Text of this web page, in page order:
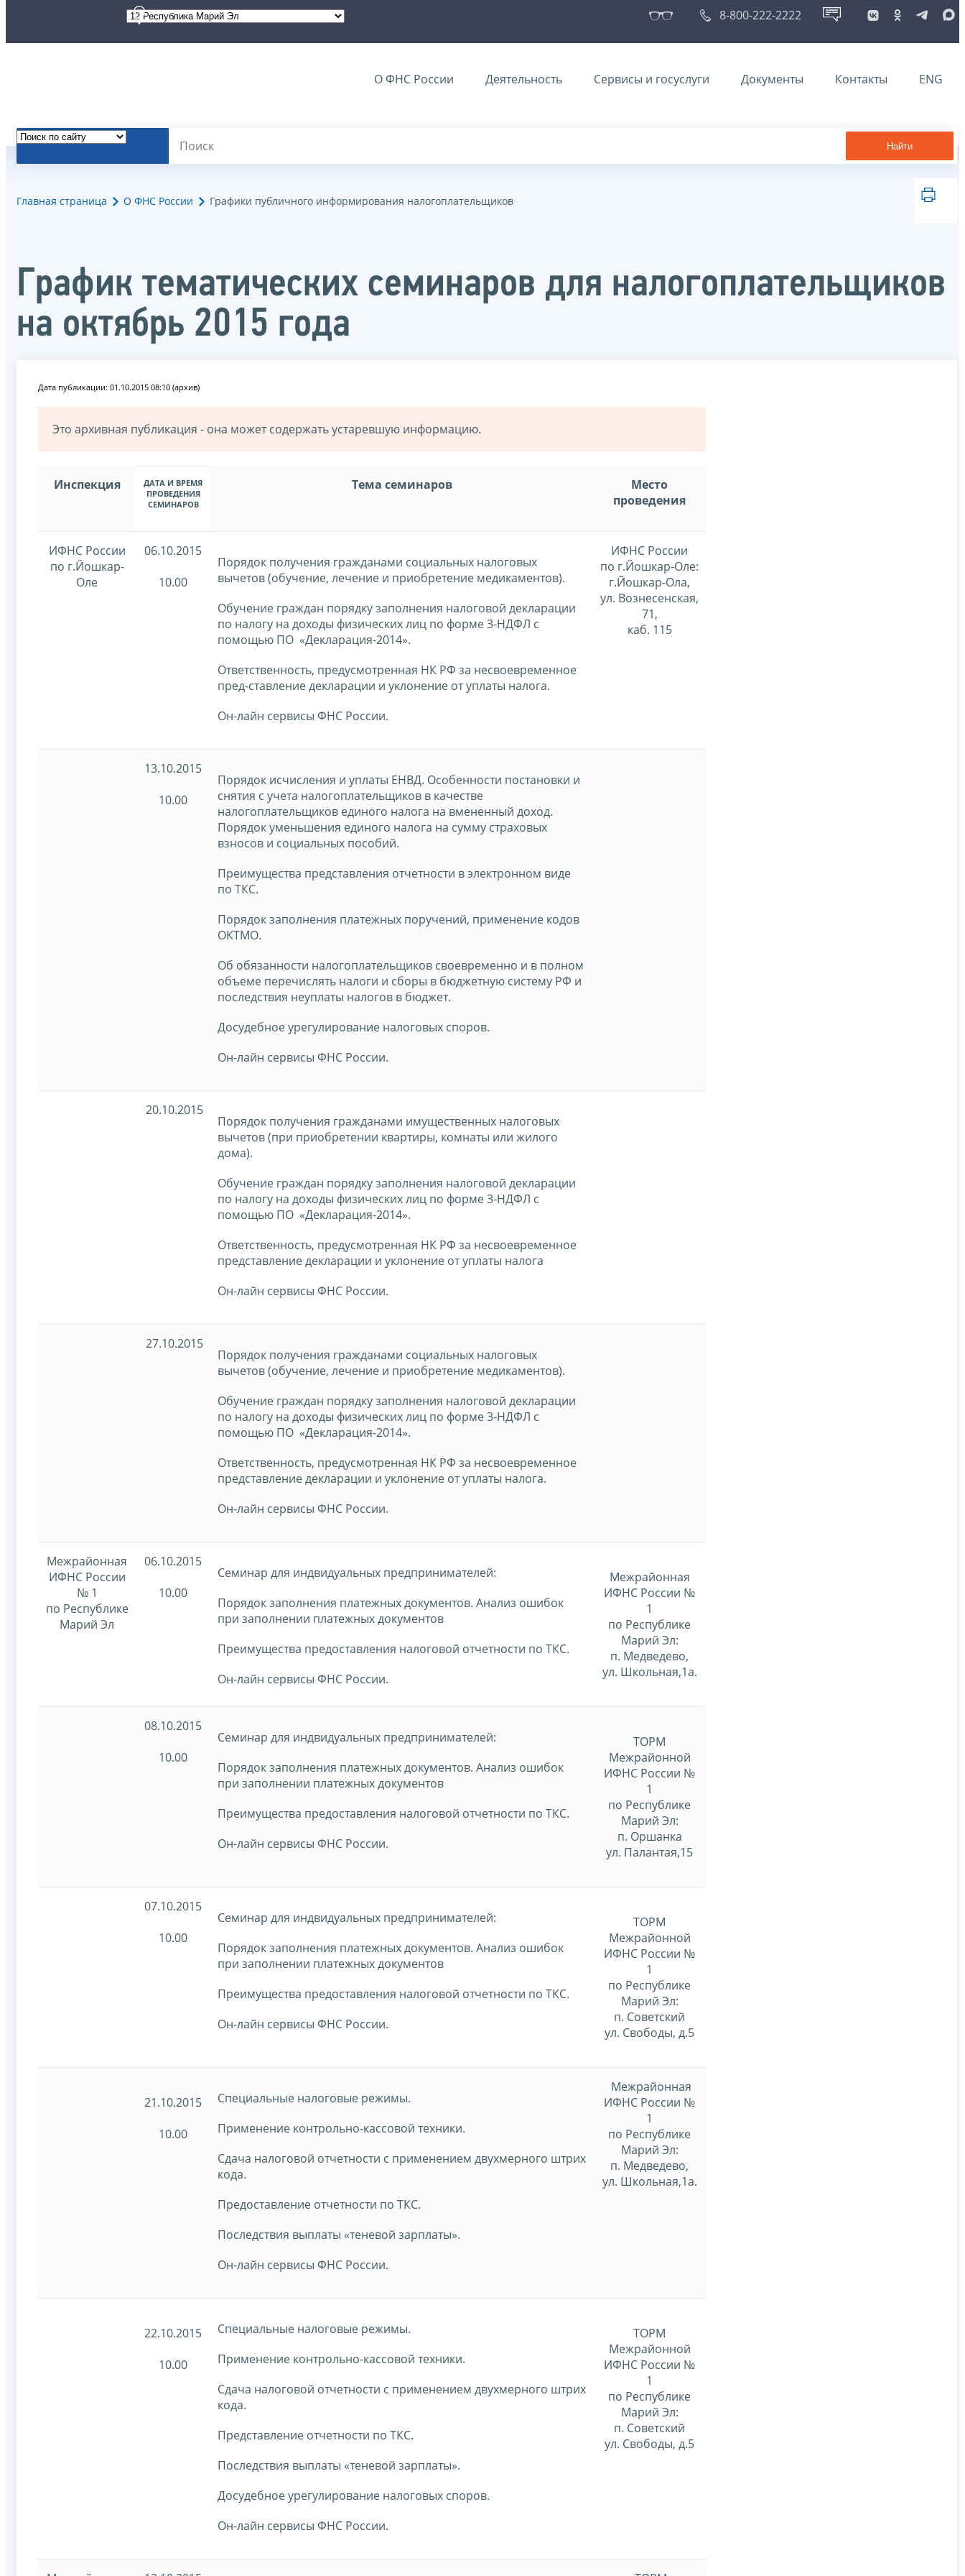
8-800-222-2222
О ФНС России Деятельность Сервисы и госуслуги Документы Контакты ENG
Найти
Главная страница О ФНС России Графики публичного информирования налогоплательщиков
График тематических семинаров для налогоплательщиков
на октябрь 2015 года
Дата публикации: 01.10.2015 08:10 (архив)
Это архивная публикация - она может содержать устаревшую информацию.
Инспекция
ДАТА И ВРЕМЯ
ПРОВЕДЕНИЯ
СЕМИНАРОВ
Тема семинаров
Место
проведения
ИФНС России
по г.Йошкар-
Оле
06.10.2015
10.00
Порядок получения гражданами социальных налоговых
вычетов (обучение, лечение и приобретение медикаментов).
Обучение граждан порядку заполнения налоговой декларации
по налогу на доходы физических лиц по форме 3-НДФЛ с
помощью ПО «Декларация-2014».
Ответственность, предусмотренная НК РФ за несвоевременное
пред-ставление декларации и уклонение от уплаты налога.
Он-лайн сервисы ФНС России.
ИФНС России
по г.Йошкар-Оле:
г.Йошкар-Ола,
ул. Вознесенская,
71,
каб. 115
13.10.2015
10.00
Порядок исчисления и уплаты ЕНВД. Особенности постановки и
снятия с учета налогоплательщиков в качестве
налогоплательщиков единого налога на вмененный доход.
Порядок уменьшения единого налога на сумму страховых
взносов и социальных пособий.
Преимущества представления отчетности в электронном виде
по ТКС.
Порядок заполнения платежных поручений, применение кодов
ОКТМО.
Об обязанности налогоплательщиков своевременно и в полном
объеме перечислять налоги и сборы в бюджетную систему РФ и
последствия неуплаты налогов в бюджет.
Досудебное урегулирование налоговых споров.
Он-лайн сервисы ФНС России.
20.10.2015
Порядок получения гражданами имущественных налоговых
вычетов (при приобретении квартиры, комнаты или жилого
дома).
Обучение граждан порядку заполнения налоговой декларации
по налогу на доходы физических лиц по форме 3-НДФЛ с
помощью ПО «Декларация-2014».
Ответственность, предусмотренная НК РФ за несвоевременное
представление декларации и уклонение от уплаты налога
Он-лайн сервисы ФНС России.
27.10.2015
Порядок получения гражданами социальных налоговых
вычетов (обучение, лечение и приобретение медикаментов).
Обучение граждан порядку заполнения налоговой декларации
по налогу на доходы физических лиц по форме 3-НДФЛ с
помощью ПО «Декларация-2014».
Ответственность, предусмотренная НК РФ за несвоевременное
представление декларации и уклонение от уплаты налога.
Он-лайн сервисы ФНС России.
Межрайонная
ИФНС России
№ 1
по Республике
Марий Эл
06.10.2015
10.00
Семинар для индвидуальных предпринимателей:
Порядок заполнения платежных документов. Анализ ошибок
при заполнении платежных документов
Преимущества предоставления налоговой отчетности по ТКС.
Он-лайн сервисы ФНС России.
Межрайонная
ИФНС России №
1
по Республике
Марий Эл:
п. Медведево,
ул. Школьная,1а.
08.10.2015
10.00
Семинар для индвидуальных предпринимателей:
Порядок заполнения платежных документов. Анализ ошибок
при заполнении платежных документов
Преимущества предоставления налоговой отчетности по ТКС.
Он-лайн сервисы ФНС России.
ТОРМ
Межрайонной
ИФНС России №
1
по Республике
Марий Эл:
п. Оршанка
ул. Палантая,15
07.10.2015
10.00
Семинар для индвидуальных предпринимателей:
Порядок заполнения платежных документов. Анализ ошибок
при заполнении платежных документов
Преимущества предоставления налоговой отчетности по ТКС.
Он-лайн сервисы ФНС России.
ТОРМ
Межрайонной
ИФНС России №
1
по Республике
Марий Эл:
п. Советский
ул. Свободы, д.5
21.10.2015
10.00
Специальные налоговые режимы.
Применение контрольно-кассовой техники.
Сдача налоговой отчетности с применением двухмерного штрих
кода.
Предоставление отчетности по ТКС.
Последствия выплаты «теневой зарплаты».
Он-лайн сервисы ФНС России.
Межрайонная
ИФНС России №
1
по Республике
Марий Эл:
п. Медведево,
ул. Школьная,1а.
22.10.2015
10.00
Специальные налоговые режимы.
Применение контрольно-кассовой техники.
Сдача налоговой отчетности с применением двухмерного штрих
кода.
Представление отчетности по ТКС.
Последствия выплаты «теневой зарплаты».
Досудебное урегулирование налоговых споров.
Он-лайн сервисы ФНС России.
ТОРМ
Межрайонной
ИФНС России №
1
по Республике
Марий Эл:
п. Советский
ул. Свободы, д.5